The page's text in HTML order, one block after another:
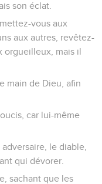
son éclat.
vous aux
aux autres, revêtez-
orgueilleux, mais il
main de Dieu, afin
car lui-même
le diable,
qui dévorer.
sachant que les